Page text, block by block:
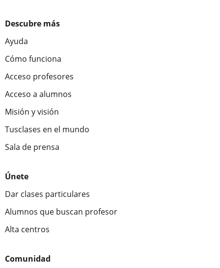
Descubre más
Ayuda
Cómo funciona
Acceso profesores
Acceso a alumnos
Misión y visión
Tusclases en el mundo
Sala de prensa
Únete
Dar clases particulares
Alumnos que buscan profesor
Alta centros
Comunidad